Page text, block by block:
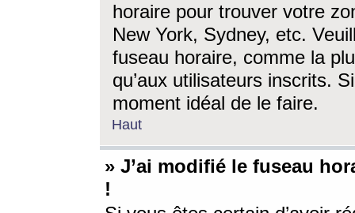
horaire pour trouver votre
New York, Sydney, etc.
fuseau horaire, comme la
qu’aux utilisateurs inscrits.
moment idéal de le faire.
Haut
» J’ai modifié le fuseau
!